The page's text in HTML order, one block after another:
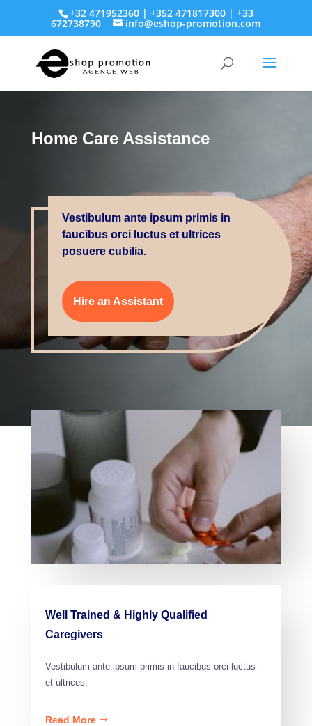
+32 471952360 | +352 471817300 | +33
672738790 info@eshop-promotion.com
Home Care Assistance
Vestibulum ante ipsum primis in
faucibus orci luctus et ultrices
posuere cubilia.
Hire an Assistant
Well Trained & Highly Qualified
Caregivers
Vestibulum ante ipsum primis in faucibus orci luctus
et ultrices.
Read More